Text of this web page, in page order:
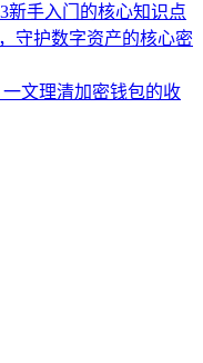
新手入门的核心知识点
守护数字资产的核心密
文理清加密钱包的收